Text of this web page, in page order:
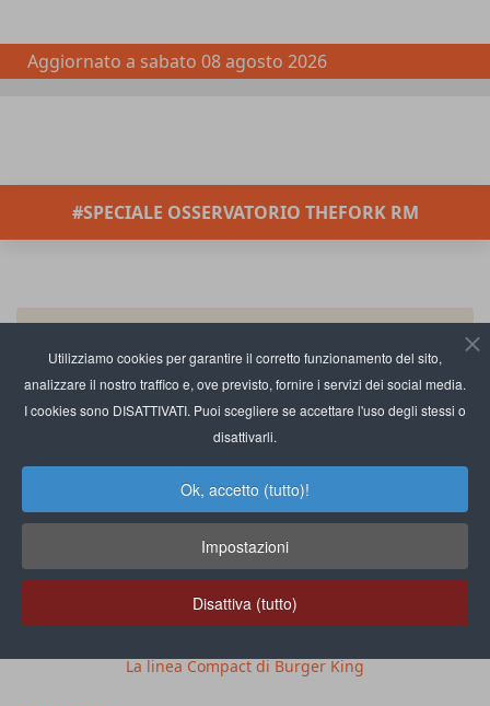
Utilizziamo cookies per garantire il corretto funzionamento del sito,
analizzare il nostro traffico e, ove previsto, fornire i servizi dei social media.
I cookies sono DISATTIVATI. Puoi scegliere se accettare l'uso degli stessi o
disattivarli.
Ok, accetto (tutto)!
Impostazioni
Disattiva (tutto)
Aggiornato a sabato 08 agosto 2026
#SPECIALE OSSERVATORIO THEFORK RM
La linea Compact di Burger King